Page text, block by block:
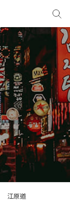
江原道